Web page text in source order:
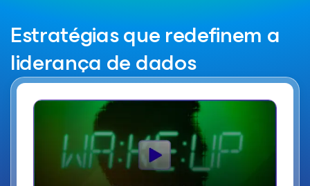
Estratégias que redefinem a
liderança de dados